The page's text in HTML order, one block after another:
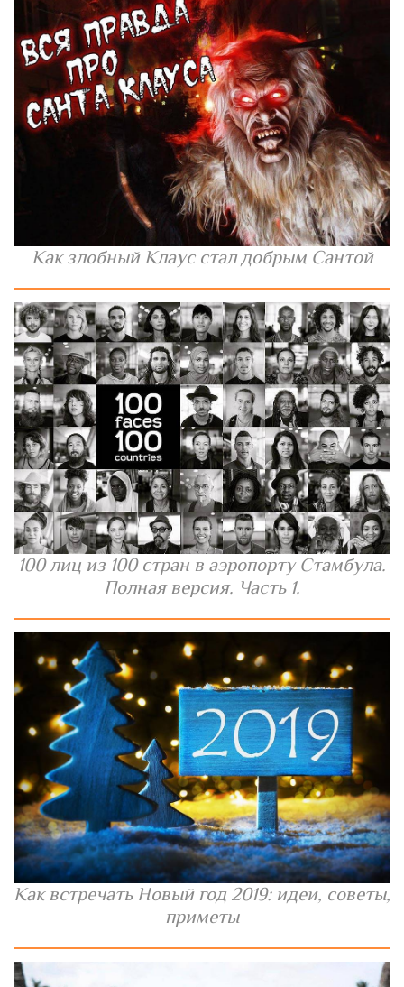
Как злобный Клаус стал добрым Сантой
100 лиц из 100 стран в аэропорту Стамбула.
Полная версия. Часть 1.
Как встречать Новый год 2019: идеи, советы,
приметы